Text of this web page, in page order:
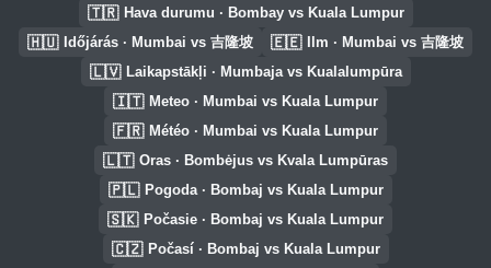
🇹🇷 Hava durumu · Bombay vs Kuala Lumpur
🇭🇺 Időjárás · Mumbai vs 吉隆坡 🇪🇪 Ilm · Mumbai vs 吉隆坡
🇱🇻 Laikapstākļi · Mumbaja vs Kualalumpūra
🇮🇹 Meteo · Mumbai vs Kuala Lumpur
🇫🇷 Météo · Mumbai vs Kuala Lumpur
🇱🇹 Oras · Bombėjus vs Kvala Lumpūras
🇵🇱 Pogoda · Bombaj vs Kuala Lumpur
🇸🇰 Počasie · Bombaj vs Kuala Lumpur
🇨🇿 Počasí · Bombaj vs Kuala Lumpur